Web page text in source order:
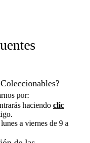
por:
haciendo clic
a viernes de 9 a